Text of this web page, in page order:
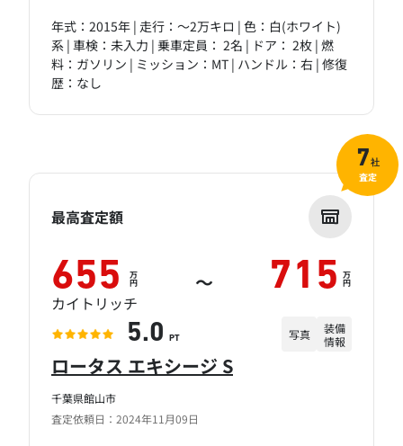
年式：2015年 | 走行：～2万キロ | 色：白(ホワイト)
系 | 車検：未入力 | 乗車定員： 2名 | ドア： 2枚 | 燃
料：ガソリン | ミッション：MT | ハンドル：右 | 修復
歴：なし
千葉県館山市
査定依頼日：2024年11月09日
ロータス エキシージ S
最高査定額
655 万
円 ～ 715 万
円
カイトリッチ
5.0 PT 写真
装備
情報
7社
査定